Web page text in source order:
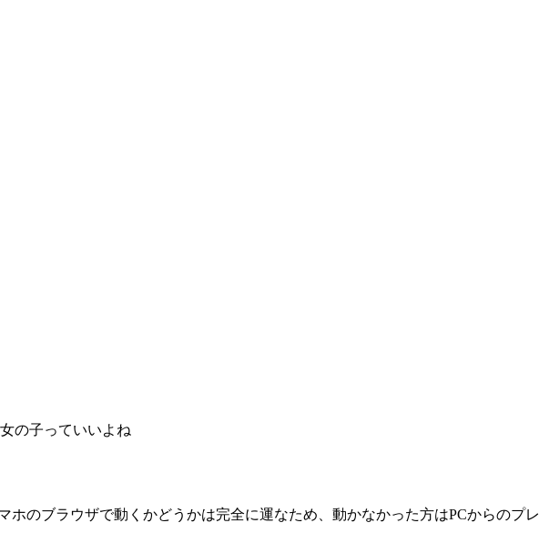
の子っていいよね
ホのブラウザで動くかどうかは完全に運なため、動かなかった方はPCからのプ